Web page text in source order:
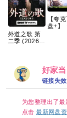
外道之歌 第
二季 (2026)
歌 2 夸克
【夸
盘+】
传系
好家当
链接失
为您整理出了
点击最新网盘